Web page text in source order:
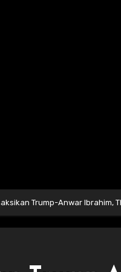
Trump-Anwar Ibrahim,